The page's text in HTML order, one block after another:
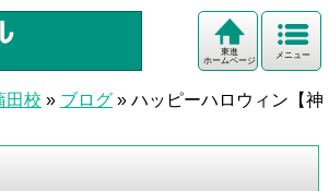
メニュー
東進
ホームページ
田校 » ブログ » ハッピーハロウィン【神